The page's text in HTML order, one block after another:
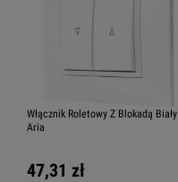
Włącznik Roletowy Z Blokadą Biały
Aria
47,31 zł